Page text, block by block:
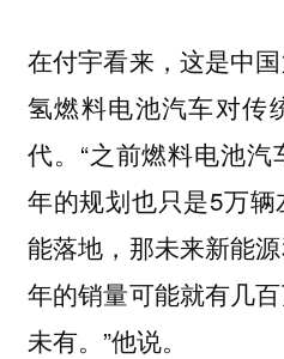
在付宇看来，这是中国
氢燃料电池汽车对传
代。“之前燃料电池
年的规划也只是5万
能落地，那未来新能
年的销量可能就有几
未有。”他说。